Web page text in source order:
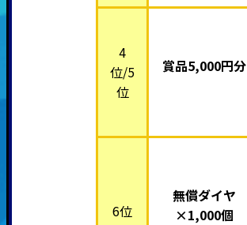
4
位/5
位
賞品5,000円分
6位
無償ダイヤ
×1,000個